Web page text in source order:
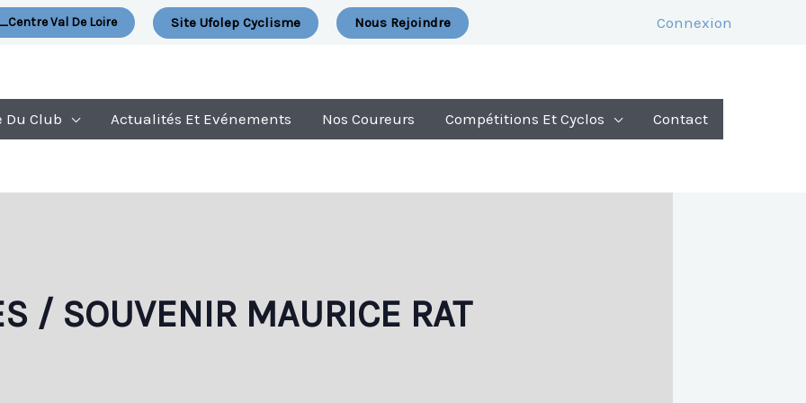
Val De Loire Site Ufolep Cyclisme Nous Rejoindre Connexion
Du Club Actualités Et Evénements Nos Coureurs Compétitions Et Cyclos Contact
/ SOUVENIR MAURICE RAT